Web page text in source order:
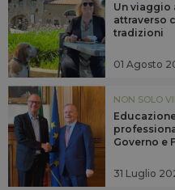
Un viaggio
attraverso
tradizioni
01 Agosto
NON SOLO
Governo e
31 Luglio